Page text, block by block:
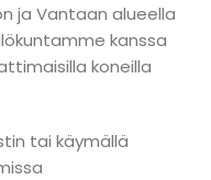
ja Vantaan alueella
kanssa
koneilla
tai käymällä